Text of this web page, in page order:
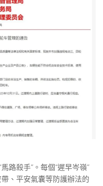
路殺手”。每個“遲早岑嶺”
、平安氣囊等防護辦法的